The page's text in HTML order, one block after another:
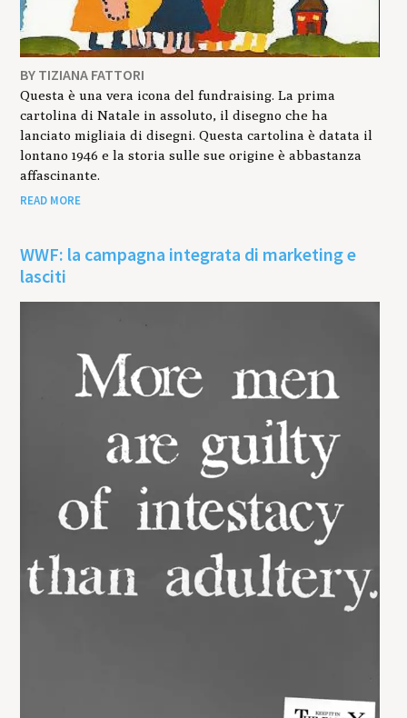
BY TIZIANA FATTORI
Questa è una vera icona del fundraising. La prima
cartolina di Natale in assoluto, il disegno che ha
lanciato migliaia di disegni. Questa cartolina è datata il
lontano 1946 e la storia sulle sue origine è abbastanza
affascinante.
READ MORE
WWF: la campagna integrata di marketing e
lasciti